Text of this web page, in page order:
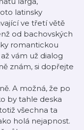
latinsky
ve třetí větě
od bachovských
romantickou
vám už dialog
znám, si dopřejte
A možná, že po
by tahle deska
všechna ta
holá nejapnost.